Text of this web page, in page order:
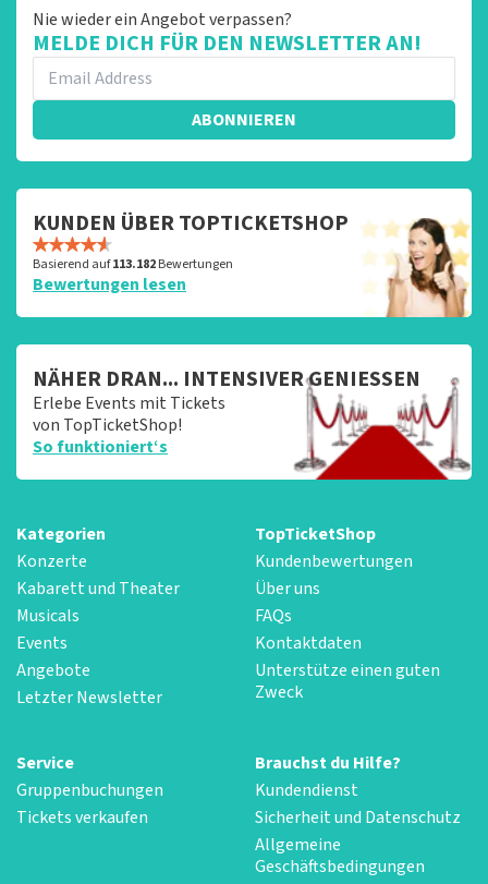
Nie wieder ein Angebot verpassen?
MELDE DICH FÜR DEN NEWSLETTER AN!
ABONNIEREN
KUNDEN ÜBER TOPTICKETSHOP
Basierend auf113.182Bewertungen
Bewertungen lesen
NÄHER DRAN... INTENSIVER GENIESSEN
Erlebe Events mit Tickets
von TopTicketShop!
So funktioniert‘s
Kategorien
Konzerte
Kabarett und Theater
Musicals
Events
Angebote
Letzter Newsletter
TopTicketShop
Kundenbewertungen
Über uns
FAQs
Kontaktdaten
Unterstütze einen guten
Zweck
Service
Gruppenbuchungen
Tickets verkaufen
Brauchst du Hilfe?
Kundendienst
Sicherheit und Datenschutz
Allgemeine
Geschäftsbedingungen